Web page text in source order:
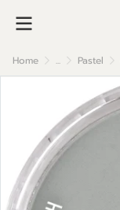
Home ... Pastel